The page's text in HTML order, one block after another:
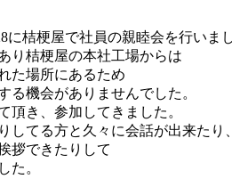
に桔梗屋で社員の親睦会を行いまし
り桔梗屋の本社工場からは
た場所にあるため
る機会がありませんでした。
頂き、参加してきました。
してる方と久々に会話が出来たり、
拶できたりして
た。